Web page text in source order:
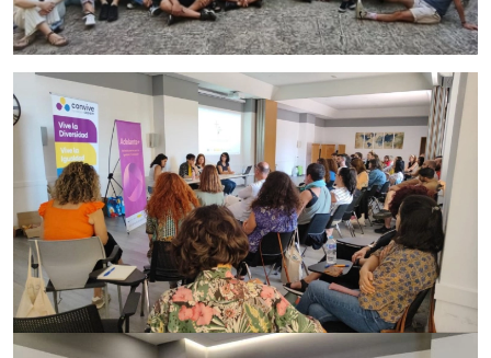
Imagen
Imagen